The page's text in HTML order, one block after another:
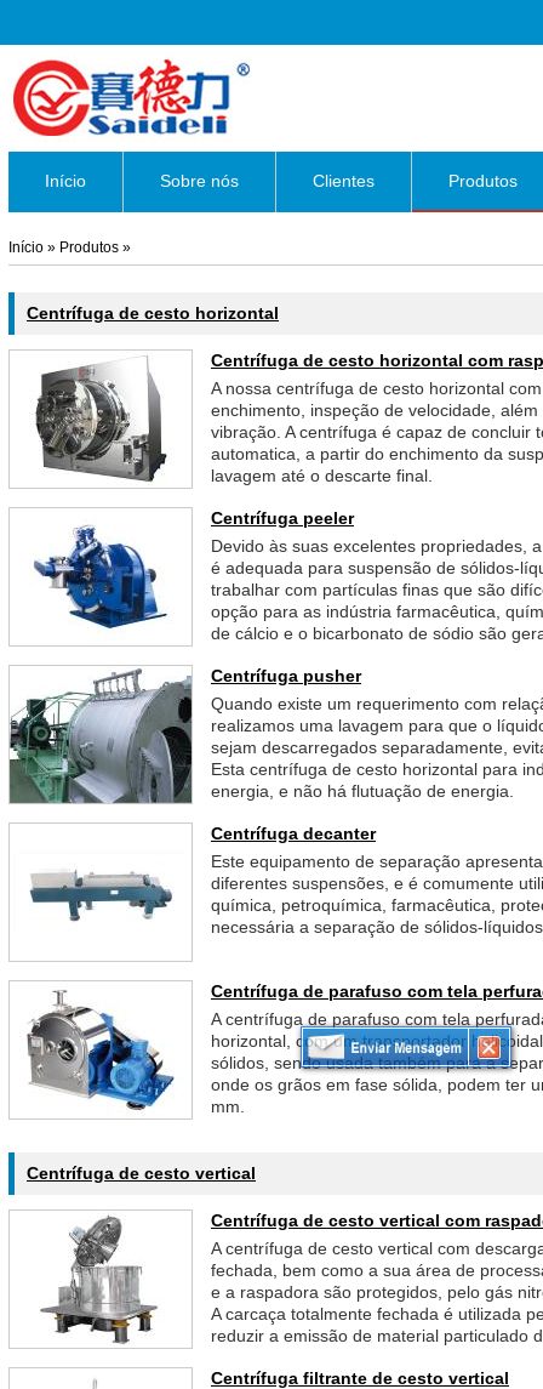
Início Sobre nós Clientes Produtos
Início » Produtos »
Centrífuga de cesto horizontal
Centrífuga de cesto horizontal com
A nossa centrífuga de cesto horizontal
enchimento, inspeção de velocidade,
vibração. A centrífuga é capaz de concluir
automatica, a partir do enchimento da
lavagem até o descarte final.
Centrífuga peeler
Devido às suas excelentes propriedades,
é adequada para suspensão de sólidos-
trabalhar com partículas finas que são
opção para as indústria farmacêutica,
de cálcio e o bicarbonato de sódio são
Centrífuga pusher
Quando existe um requerimento com
realizamos uma lavagem para que o
sejam descarregados separadamente,
Esta centrífuga de cesto horizontal para
energia, e não há flutuação de energia.
Centrífuga decanter
Este equipamento de separação
diferentes suspensões, e é comumente
química, petroquímica, farmacêutica,
necessária a separação de sólidos-
Centrífuga de parafuso com tela
A centrífuga de parafuso com tela
horizontal, com um transportador
sólidos, sendo usada também para a
onde os grãos em fase sólida, podem ter
mm.
Centrífuga de cesto vertical
Centrífuga de cesto vertical com
A centrífuga de cesto vertical com
fechada, bem como a sua área de
e a raspadora são protegidos, pelo gás
A carcaça totalmente fechada é utilizada
reduzir a emissão de material particulado
Centrífuga filtrante de cesto vertical